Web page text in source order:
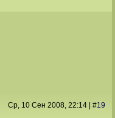
Ср, 10 Сен 2008, 22:14| #19